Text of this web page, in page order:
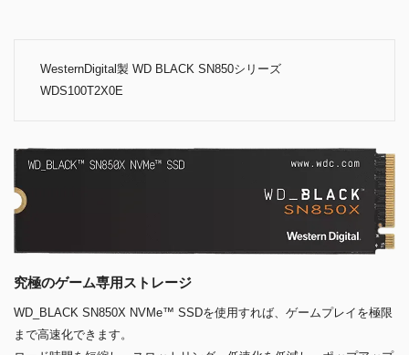
WesternDigital製 WD BLACK SN850シリーズ
WDS100T2X0E
究極のゲーム専用ストレージ
WD_BLACK SN850X NVMe™ SSDを使用すれば、ゲームプレイを極限
まで高速化できます。